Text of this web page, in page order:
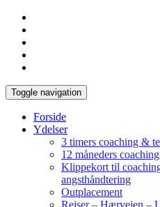
Toggle navigation
Forside
Ydelser
3 timers coaching &
12 måneders
Klippekort til
angsthåndtering
Outplacement
Rejser – Hærvejen –